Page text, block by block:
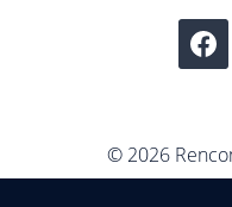
© 2026